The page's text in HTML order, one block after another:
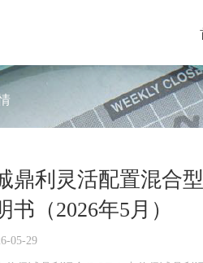
鼎利灵活配置混合
书（2026年5月）
05-29